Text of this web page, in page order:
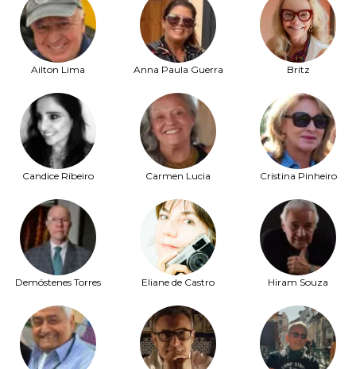
Ailton Lima Anna Paula Guerra Britz
Candice Ribeiro Carmen Lucia Cristina Pinheiro
Demóstenes Torres Eliane de Castro Hiram Souza